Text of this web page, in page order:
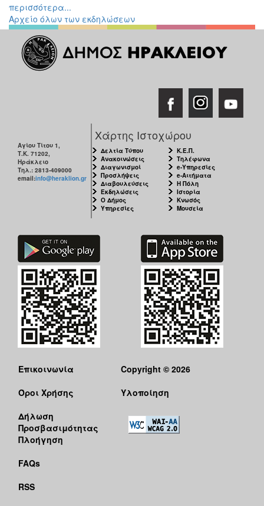
περισσότερα...
Αρχείο όλων των εκδηλώσεων
Αγίου Τίτου 1,
Τ.Κ. 71202,
Ηράκλειο
Τηλ.: 2813-409000
email:info@heraklion.gr
Χάρτης Ιστοχώρου
Δελτία Τύπου
Ανακοινώσεις
Διαγωνισμοί
Προσλήψεις
Διαβουλεύσεις
Εκδηλώσεις
Ο Δήμος
Υπηρεσίες
Κ.Ε.Π.
Τηλέφωνα
e-Υπηρεσίες
e-Αιτήματα
Η Πόλη
Ιστορία
Κνωσός
Μουσεία
Επικοινωνία
Όροι Χρήσης
Δήλωση
Προσβασιμότητας
Πλοήγηση
FAQs
RSS
Copyright © 2026
Υλοποίηση